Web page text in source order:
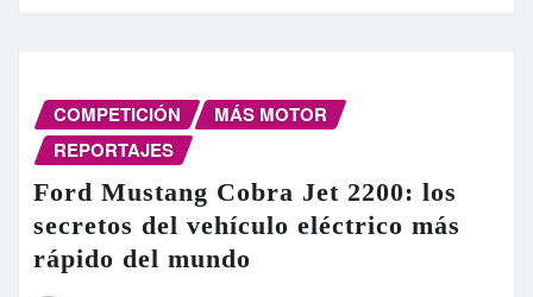
COMPETICIÓN
MÁS MOTOR
REPORTAJES
Ford Mustang Cobra Jet 2200: los
secretos del vehículo eléctrico más
rápido del mundo